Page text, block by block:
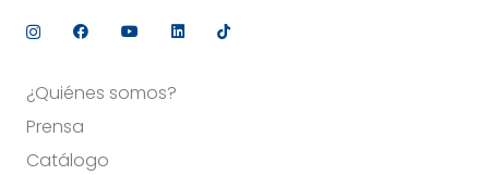
¿Quiénes somos?
Prensa
Catálogo